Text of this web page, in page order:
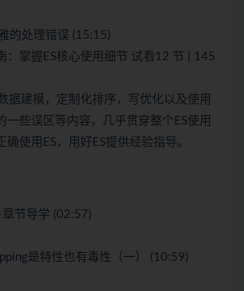
的处理错误 (15:15)
：掌握ES核心使用细节 试看12 节 | 145
据建模，定制化排序，写优化以及使用
一些误区等内容，几乎贯穿整个ES使用
确使用ES，用好ES提供经验指导。
节导学 (02:57)
是特性也有毒性（一） (10:59)